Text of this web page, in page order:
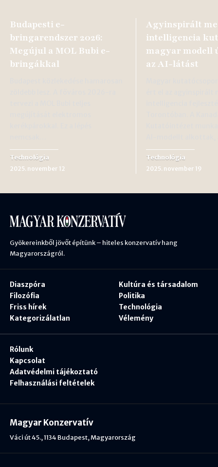
Budapesti e-
bringarendszer 2026:
Megújul a MOL Bubi e-
bringákkal
Technológia
2025. november 12
Agyinspirált
intelligencia
magyar modell
az AI-látást
Technológia
2025. november 19
Gyökereinkből jövőt építünk – hiteles konzervatív hang
Magyarországról.
Diaszpóra
Filozófia
Friss hírek
Kategorizálatlan
Kultúra és társadalom
Politika
Technológia
Vélemény
Rólunk
Kapcsolat
Adatvédelmi tájékoztató
Felhasználási feltételek
Magyar Konzervatív
Váci út 45., 1134 Budapest, Magyarország